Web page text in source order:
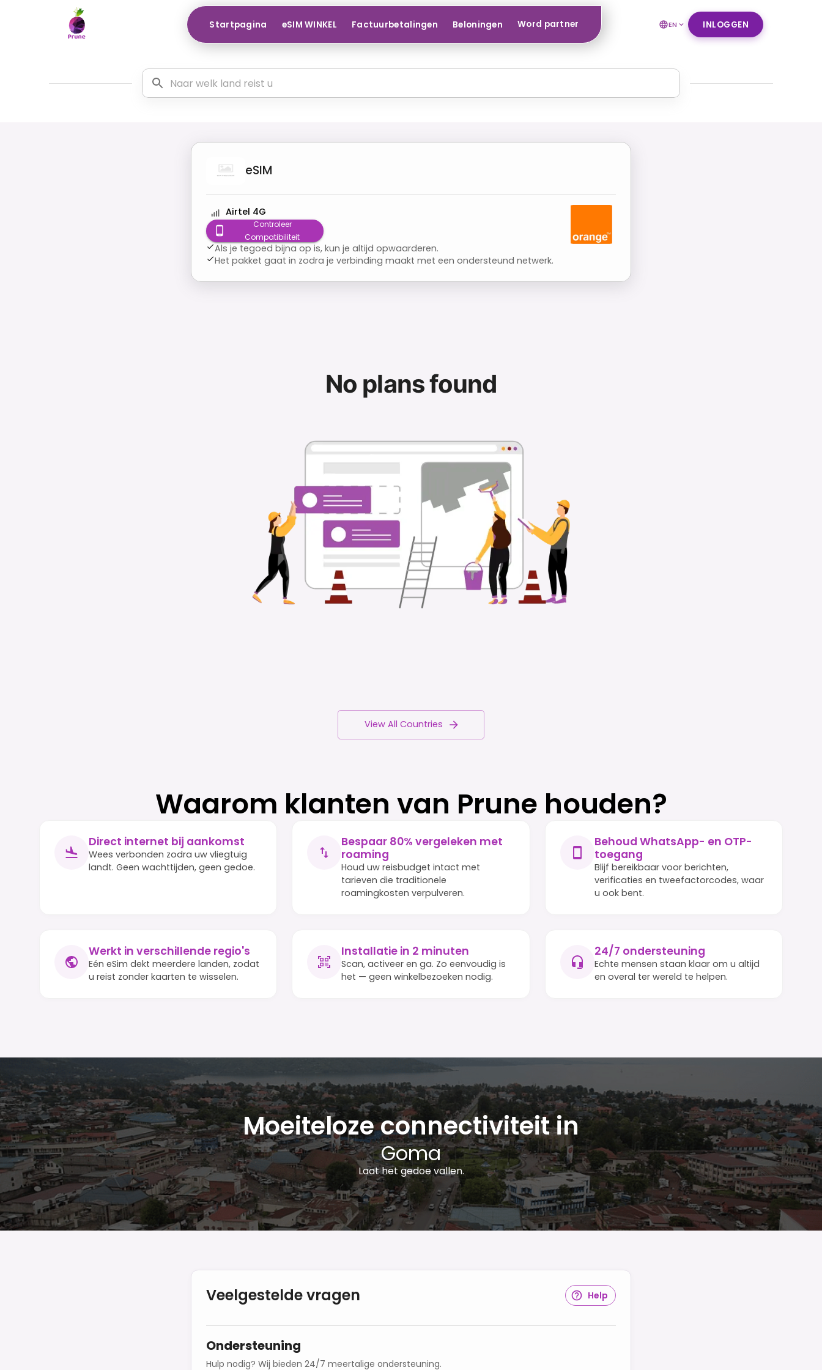
Startpagina eSIM WINKEL Factuurbetalingen Beloningen Word partner EN INLOGGEN
eSIM
Airtel 4G
Controleer
Compatibiliteit
Als je tegoed bijna op is, kun je altijd opwaarderen.
Het pakket gaat in zodra je verbinding maakt met een ondersteund netwerk.
No plans found
View All Countries
Waarom klanten van Prune houden?
Direct internet bij aankomst
Wees verbonden zodra uw vliegtuig
landt. Geen wachttijden, geen gedoe.
Bespaar 80% vergeleken met
roaming
Houd uw reisbudget intact met
tarieven die traditionele
roamingkosten verpulveren.
Behoud WhatsApp- en OTP-
toegang
Blijf bereikbaar voor berichten,
verificaties en tweefactorcodes, waar
u ook bent.
Werkt in verschillende regio's
Eén eSim dekt meerdere landen, zodat
u reist zonder kaarten te wisselen.
Installatie in 2 minuten
Scan, activeer en ga. Zo eenvoudig is
het — geen winkelbezoeken nodig.
24/7 ondersteuning
Echte mensen staan klaar om u altijd
en overal ter wereld te helpen.
Moeiteloze connectiviteit in
Goma
Laat het gedoe vallen.
Veelgestelde vragen Help
Ondersteuning
Hulp nodig? Wij bieden 24/7 meertalige ondersteuning.